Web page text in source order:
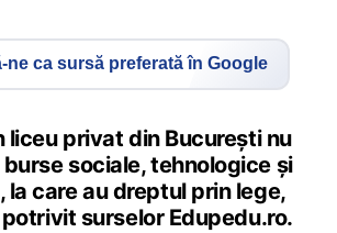
ne ca sursă preferată în Google
liceu privat din București nu
sociale, tehnologice și
la care au dreptul prin lege,
surselor Edupedu.ro.